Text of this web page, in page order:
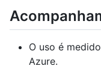
O uso é
Azure.